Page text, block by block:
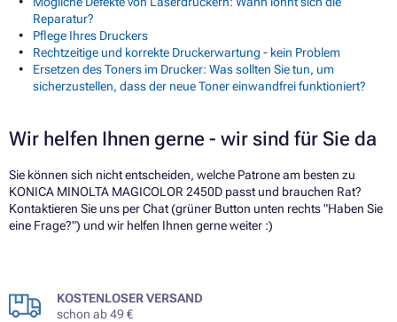
Reparatur?
Pflege Ihres Druckers
Rechtzeitige und korrekte Druckerwartung - kein Problem
Ersetzen des Toners im Drucker: Was sollten Sie tun, um
sicherzustellen, dass der neue Toner einwandfrei funktioniert?
Wir helfen Ihnen gerne - wir sind für Sie da
Sie können sich nicht entscheiden, welche Patrone am besten zu
KONICA MINOLTA MAGICOLOR 2450D passt und brauchen Rat?
Kontaktieren Sie uns per Chat (grüner Button unten rechts "Haben Sie
eine Frage?") und wir helfen Ihnen gerne weiter :)
KOSTENLOSER VERSAND
schon ab 49 €